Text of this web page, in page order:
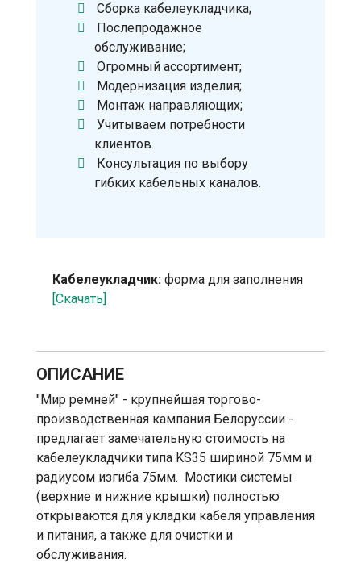
Сборка кабелеукладчика;
Послепродажное
обслуживание;
Огромный ассортимент;
Модернизация изделия;
Монтаж направляющих;
Учитываем потребности
клиентов.
Консультация по выбору
гибких кабельных каналов.
Кабелеукладчик: форма для заполнения
[Скачать]
ОПИСАНИЕ
"Мир ремней" - крупнейшая торгово-
производственная кампания Белоруссии -
предлагает замечательную стоимость на
кабелеукладчики типа KS35 шириной 75мм и
радиусом изгиба 75мм. Мостики системы
(верхние и нижние крышки) полностью
открываются для укладки кабеля управления
и питания, а также для очистки и
обслуживания.